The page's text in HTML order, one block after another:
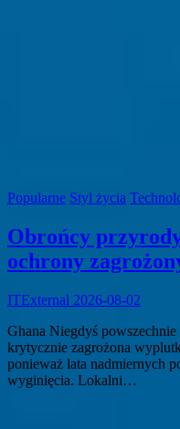
Popularne Styl życia
Obrońcy
ochrony
ITExternal 2026-08-02
Ghana Niegdyś
krytycznie zagrożona
ponieważ lata nadmiernych
wyginięcia. Lokalni…